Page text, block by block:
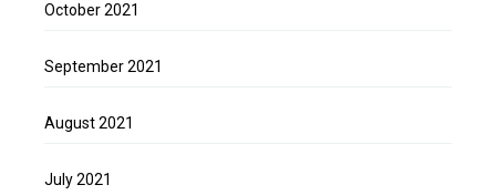
October 2021
September 2021
August 2021
July 2021